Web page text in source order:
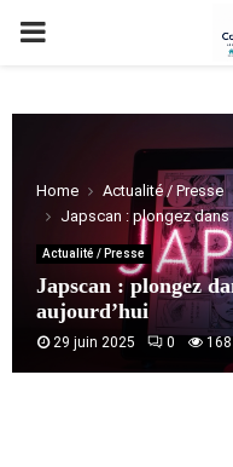
PRIMARY
Home
Actualité / Presse
Japscan : plongez dans
Actualité / Presse
Japscan : plongez
aujourd’hui
29 juin 2025 0 168